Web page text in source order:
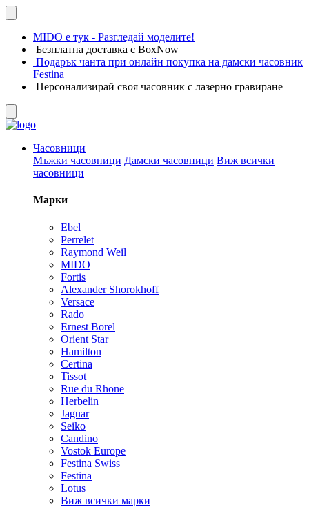
MIDO е тук - Разгледай моделите!
Безплатна доставка с BoxNow
Подарък чанта при онлайн покупка на дамски часовник
Festina
Персонализирай своя часовник с лазерно гравиране
Часовници
Мъжки часовници Дамски часовници Виж всички
часовници
Марки
Ebel
Perrelet
Raymond Weil
MIDO
Fortis
Alexander Shorokhoff
Versace
Rado
Ernest Borel
Orient Star
Hamilton
Certina
Tissot
Rue du Rhone
Herbelin
Jaguar
Seiko
Candino
Vostok Europe
Festina Swiss
Festina
Lotus
Виж всички марки